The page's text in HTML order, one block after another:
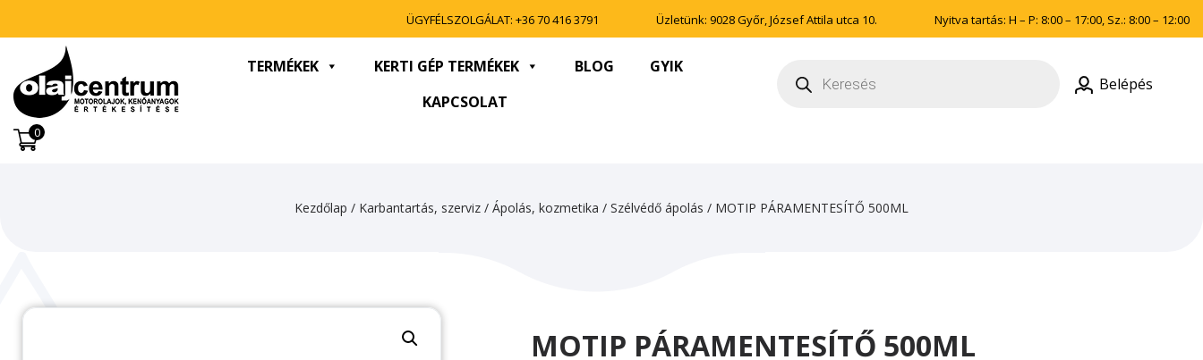
ÜGYFÉLSZOLGÁLAT: +36 70 416 3791 Üzletünk: 9028 Győr, József Attila utca 10. Nyitva tartás: H – P: 8:00 – 17:00, Sz.: 8:00 – 12:00
TERMÉKEK KERTI GÉP TERMÉKEK BLOG
GYIK
KAPCSOLAT
search Belépés
0
Kezdőlap / Karbantartás, szerviz / Ápolás, kozmetika / Szélvédő ápolás / MOTIP PÁRAMENTESÍTŐ 500ML
MOTIP PÁRAMENTESÍTŐ 500ML